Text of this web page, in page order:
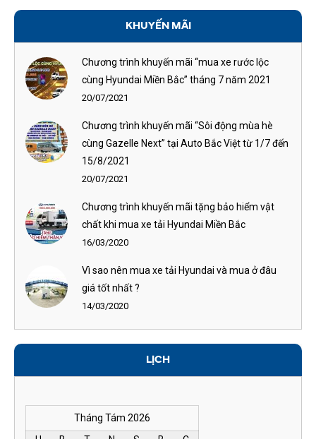
KHUYẾN MÃI
Chương trình khuyến mãi “mua xe rước lộc
cùng Hyundai Miền Bắc” tháng 7 năm 2021
20/07/2021
Chương trình khuyến mãi “Sôi động mùa hè
cùng Gazelle Next” tại Auto Bắc Việt từ 1/7 đến
15/8/2021
20/07/2021
Chương trình khuyến mãi tặng bảo hiểm vật
chất khi mua xe tải Hyundai Miền Bắc
16/03/2020
Vì sao nên mua xe tải Hyundai và mua ở đâu
giá tốt nhất ?
14/03/2020
LỊCH
Tháng Tám 2026